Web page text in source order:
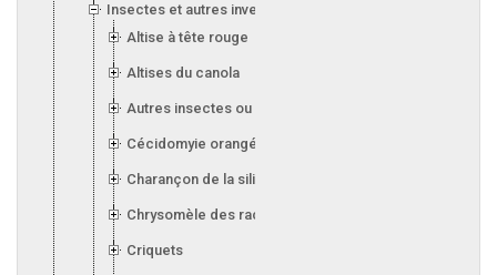
Insectes et autres invertébrés
Altise à tête rouge
Altises du canola
Autres insectes ou invertébrés
Cécidomyie orangée du blé
Charançon de la silique (canola)
Chrysomèle des racines du maïs
Criquets